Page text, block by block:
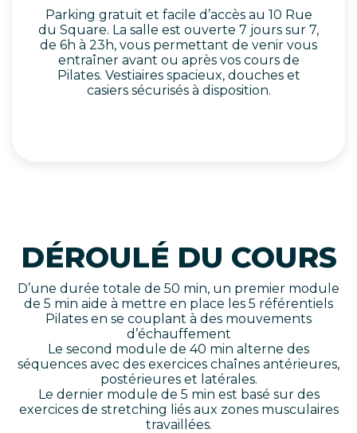
Parking gratuit et facile d’accès au 10 Rue
du Square. La salle est ouverte 7 jours sur 7,
de 6h à 23h, vous permettant de venir vous
entraîner avant ou après vos cours de
Pilates. Vestiaires spacieux, douches et
casiers sécurisés à disposition.
DÉROULÉ DU COURS
D’une durée totale de 50 min, un premier module
de 5 min aide à mettre en place les 5 référentiels
Pilates en se couplant à des mouvements
d’échauffement
Le second module de 40 min alterne des
séquences avec des exercices chaînes antérieures,
postérieures et latérales.
Le dernier module de 5 min est basé sur des
exercices de stretching liés aux zones musculaires
travaillées.